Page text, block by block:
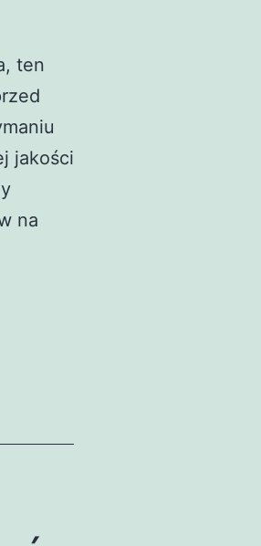
ten
jakości
na